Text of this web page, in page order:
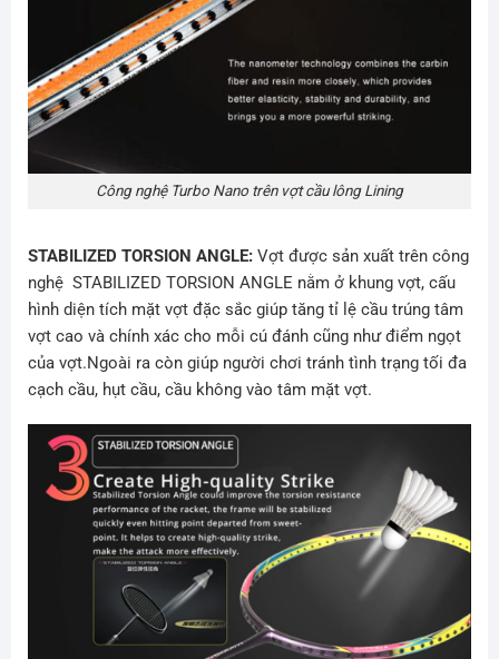
Công nghệ Turbo Nano trên vợt cầu lông Lining
STABILIZED TORSION ANGLE: Vợt được sản xuất trên công
nghệ STABILIZED TORSION ANGLE nằm ở khung vợt, cấu
hình diện tích mặt vợt đặc sắc giúp tăng tỉ lệ cầu trúng tâm
vợt cao và chính xác cho mỗi cú đánh cũng như điểm ngọt
của vợt.Ngoài ra còn giúp người chơi tránh tình trạng tối đa
cạch cầu, hụt cầu, cầu không vào tâm mặt vợt.